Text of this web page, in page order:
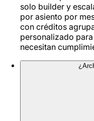
solo builder y
por asiento por
con créditos
personalizado
necesitan